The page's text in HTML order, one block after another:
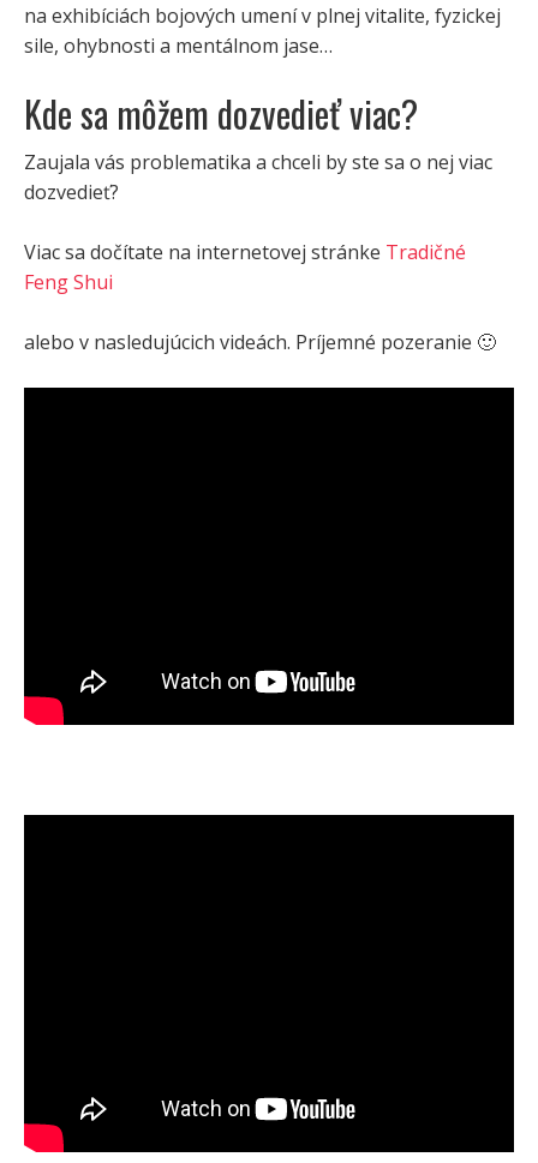
na exhibíciách bojových umení v plnej vitalite, fyzickej
sile, ohybnosti a mentálnom jase…
Kde sa môžem dozvedieť viac?
Zaujala vás problematika a chceli by ste sa o nej viac
dozvedieť?
Viac sa dočítate na internetovej stránke Tradičné
Feng Shui
alebo v nasledujúcich videách. Príjemné pozeranie 🙂